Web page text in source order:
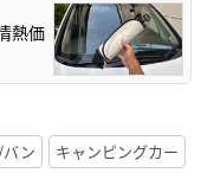
熱価
ン
キャンピングカー